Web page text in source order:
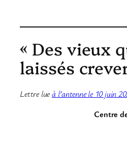
« Des vieux
laissés
Lettre lueà l’antenne le 10 juin
Centre